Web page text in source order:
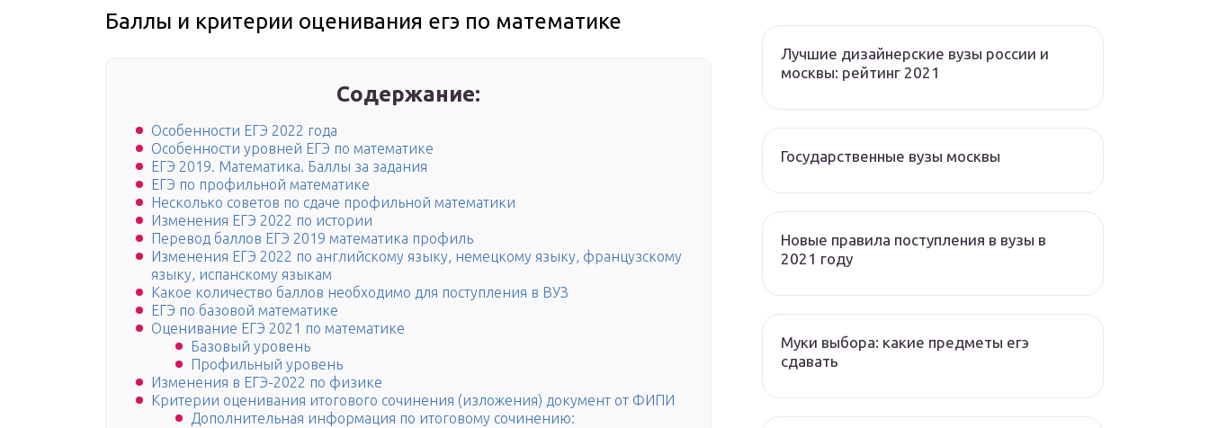
Баллы и критерии оценивания егэ по математике
Содержание:
Особенности ЕГЭ 2022 года
Особенности уровней ЕГЭ по математике
ЕГЭ 2019. Математика. Баллы за задания
ЕГЭ по профильной математике
Несколько советов по сдаче профильной математики
Изменения ЕГЭ 2022 по истории
Перевод баллов ЕГЭ 2019 математика профиль
Изменения ЕГЭ 2022 по английскому языку, немецкому языку, французскому
языку, испанскому языкам
Какое количество баллов необходимо для поступления в ВУЗ
ЕГЭ по базовой математике
Оценивание ЕГЭ 2021 по математике
Базовый уровень
Профильный уровень
Изменения в ЕГЭ-2022 по физике
Критерии оценивания итогового сочинения (изложения) документ от ФИПИ
Дополнительная информация по итоговому сочинению:
Лучшие дизайнерские вузы россии и
москвы: рейтинг 2021
Государственные вузы москвы
Новые правила поступления в вузы в
2021 году
Муки выбора: какие предметы егэ
сдавать